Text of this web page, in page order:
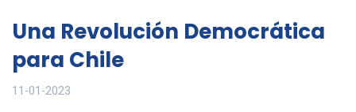
Una Revolución Democrática
para Chile
11-01-2023